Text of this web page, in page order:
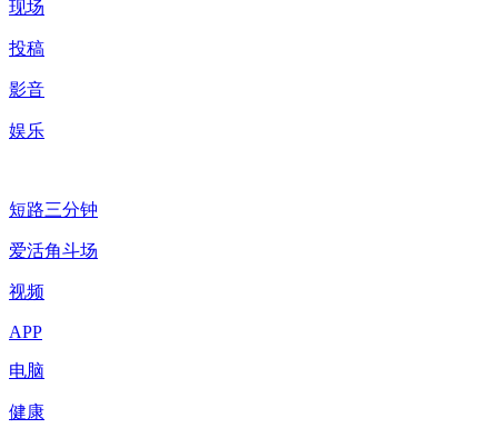
现场
投稿
影音
娱乐
短路三分钟
爱活角斗场
视频
APP
电脑
健康